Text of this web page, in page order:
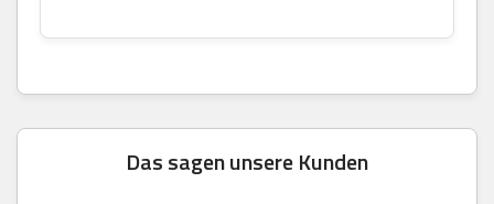
Das sagen unsere Kunden